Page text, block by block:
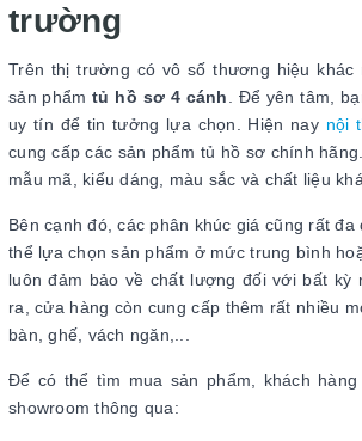
trường
Trên thị trường có vô số thương hiệu khác
sản phẩmtủ hồ sơ 4 cánh
. Để yên tâm,
uy tín để tin tưởng lựa chọn. Hiện nay nội
cung cấp các sản phẩm tủ hồ sơ chính
mẫu mã, kiểu dáng, màu sắc và chất liệu
Bên cạnh đó, các phân khúc giá cũng rất đa
thể lựa chọn sản phẩm ở mức trung bình
luôn đảm bảo về chất lượng đối với bất kỳ
ra, cửa hàng còn cung cấp thêm rất nhiều
bàn, ghế, vách ngăn,...
Để có thể tìm mua sản phẩm, khách
showroom thông qua: